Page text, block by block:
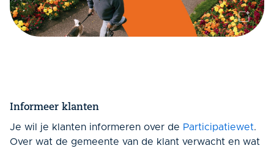
Informeer klanten
Je wil je klanten informeren over de Participatiewet.
Over wat de gemeente van de klant verwacht en wat